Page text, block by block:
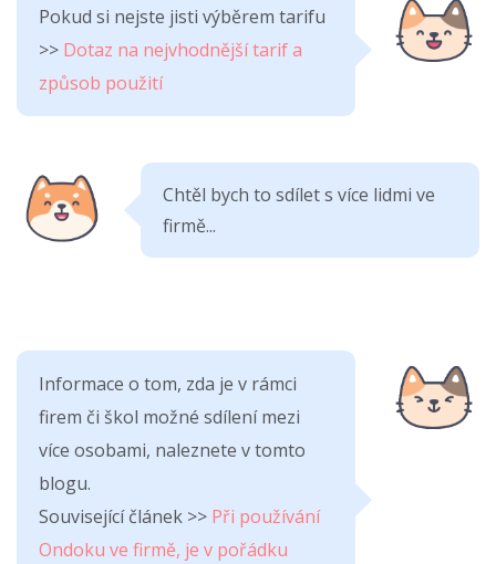
Pokud si nejste jisti výběrem tarifu
>> Dotaz na nejvhodnější tarif a
způsob použití
Chtěl bych to sdílet s více lidmi ve
firmě...
Informace o tom, zda je v rámci
firem či škol možné sdílení mezi
více osobami, naleznete v tomto
blogu.
Související článek >> Při používání
Ondoku ve firmě, je v pořádku